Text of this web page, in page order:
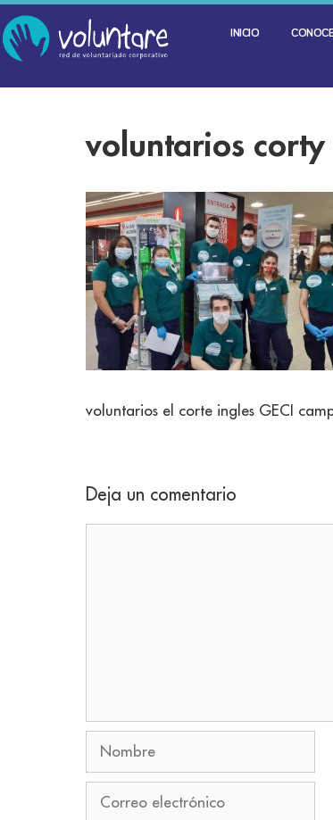
INICIO
voluntarios corty
voluntarios el corte ingles GECI
Deja un comentario